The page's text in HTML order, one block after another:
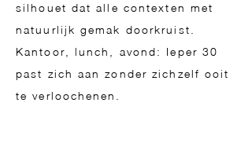
silhouet dat alle contexten met
natuurlijk gemak doorkruist.
Kantoor, lunch, avond: Ieper 30
past zich aan zonder zichzelf ooit
te verloochenen.